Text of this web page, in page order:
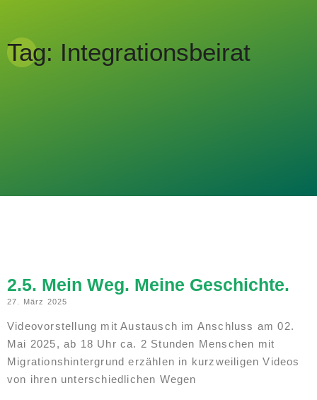
Tag: Integrationsbeirat
2.5. Mein Weg. Meine Geschichte.
27. März 2025
Videovorstellung mit Austausch im Anschluss am 02.
Mai 2025, ab 18 Uhr ca. 2 Stunden Menschen mit
Migrationshintergrund erzählen in kurzweiligen Videos
von ihren unterschiedlichen Wegen